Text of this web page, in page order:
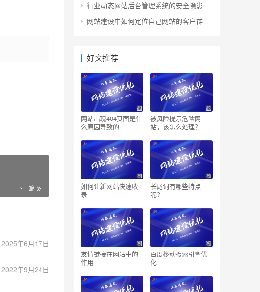
下一篇
2025年6月17日
2022年9月24日
行业动态网站后台管理系统的安全隐患
网站建设中如何定位自己网站的客户群
好文推荐
网站出现404页面是什
么原因导致的
被风险提示危险网
站，该怎么处理？
如何让新网站快速收
录
长尾词有哪些特点
呢？
友情链接在网站中的
作用
百度移动搜索引擎优
化